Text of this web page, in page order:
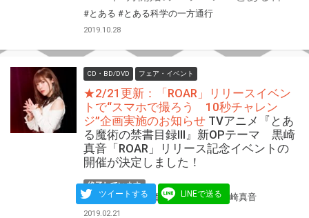
#とある #とある科学の一方通行
2019.10.28
CD・BD/DVD フェア・イベント
★2/21更新：「ROAR」リリースイベン
トで“スマホで撮ろう 10秒チャレン
ジ”企画実施のお知らせ TVアニメ『とあ
る魔術の禁書目録Ⅲ』新OPテーマ 黒崎
真音「ROAR」リリース記念イベントの
開催が決定しました！
終了しています
#とある #とある魔術の禁書目録 #黒崎真音
2019.02.21
ツイートする LINEで送る